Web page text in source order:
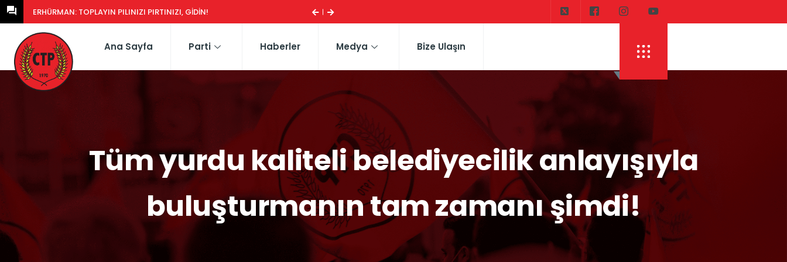
ERHÜRMAN: GÜNEY’DEKI YASA EŞDEĞERCIDEN MÜTEAHHIDE HERKESI ... ERHÜRMAN: TOPLAYIN PILINIZI
Ana Sayfa Parti Haberler Medya Bize Ulaşın
Tüm yurdu kaliteli belediyecilik anlayışıyla
buluşturmanın tam zamanı şimdi!